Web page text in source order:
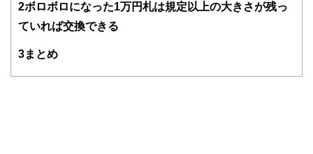
験者で構成され、企画立案から記事掲載まですべての工程に
関わることで、読者目線のコンテンツを追求しています。
ドバイザー、DCプランナー、公認会計士、社会保険労務
2ボロボロになった1万円札は規定以上の大きさが残っ
ていれば交換できる
3まとめ